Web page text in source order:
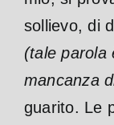
sollievo, di
(tale parola
mancanza
guarito. Le